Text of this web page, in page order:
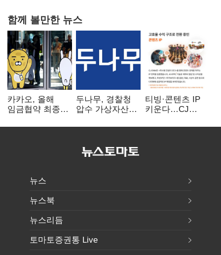
함께 볼만한 뉴스
카카오, 올해
임금협약 최종
인상·격려금
두나무, 경찰청
압수 가상자산
커스터디 사업
티빙·콘텐츠 IP
키운다…CJ
글로벌 확장 가속
뉴스
뉴스북
뉴스리듬
토마토증권통 Live